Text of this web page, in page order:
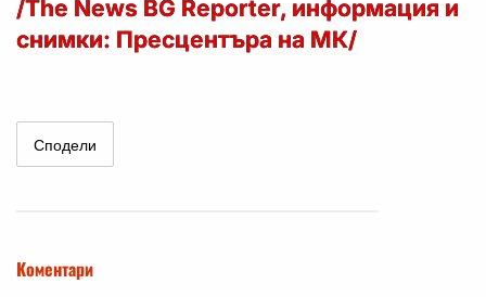
/The News BG Reporter, информация и
снимки: Пресцентъра на МК/
Сподели
Коментари